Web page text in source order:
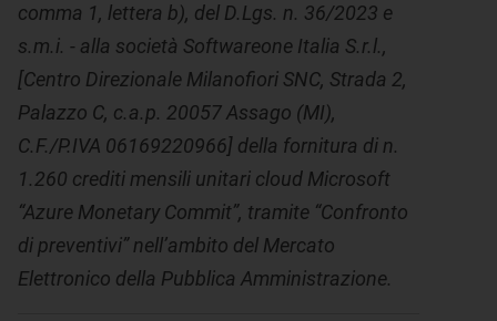
comma 1, lettera b), del D.Lgs. n. 36/2023 e
s.m.i. - alla società Softwareone Italia S.r.l.,
[Centro Direzionale Milanofiori SNC, Strada 2,
Palazzo C, c.a.p. 20057 Assago (MI),
C.F./P.IVA 06169220966] della fornitura di n.
1.260 crediti mensili unitari cloud Microsoft
“Azure Monetary Commit”, tramite “Confronto
di preventivi” nell’ambito del Mercato
Elettronico della Pubblica Amministrazione.